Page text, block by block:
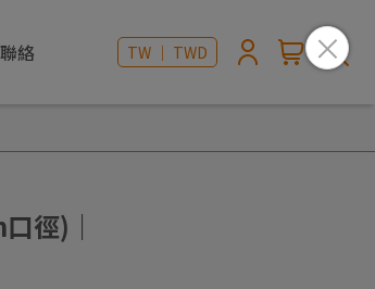
聯絡 TW ｜ TWD
徑)｜